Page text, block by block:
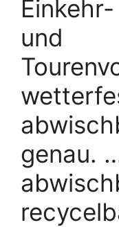
und
genau.